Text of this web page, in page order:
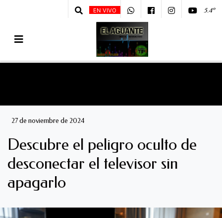
EN VIVO 5.4º
27 de noviembre de 2024
Descubre el peligro oculto de
desconectar el televisor sin
apagarlo